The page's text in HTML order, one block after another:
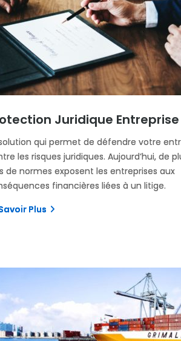
Juridique Entreprise
qui permet de défendre votre
les risques juridiques. Aujourd’hui, de
de normes exposent les entreprises aux
financières liées à un litige.
Plus